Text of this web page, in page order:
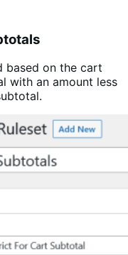
based on the cart
with an amount less